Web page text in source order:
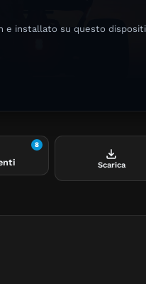
e installato su questo
8
Scarica